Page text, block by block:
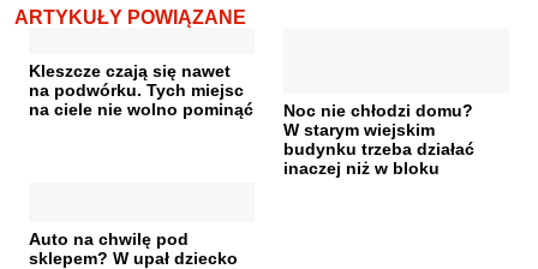
ARTYKUŁY POWIĄZANE
Kleszcze czają się nawet
na podwórku. Tych miejsc
na ciele nie wolno pominąć
Noc nie chłodzi domu?
W starym wiejskim
budynku trzeba działać
inaczej niż w bloku
Auto na chwilę pod
sklepem? W upał dziecko